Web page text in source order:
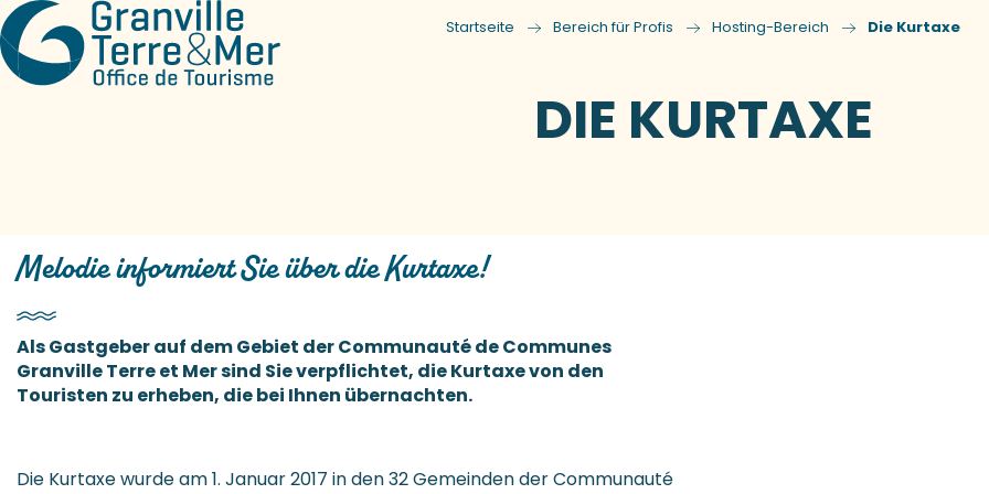
Startseite Bereich für Profis Hosting-Bereich Die Kurtaxe
DIE KURTAXE
Melodie informiert Sie über die Kurtaxe!
Als Gastgeber auf dem Gebiet der Communauté de Communes
Granville Terre et Mer sind Sie verpflichtet, die Kurtaxe von den
Touristen zu erheben, die bei Ihnen übernachten.
Die Kurtaxe wurde am 1. Januar 2017 in den 32 Gemeinden der Communauté